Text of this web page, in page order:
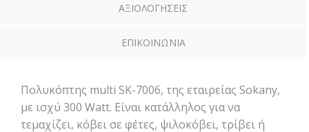
ΑΞΙΟΛΟΓΗΣΕΙΣ
ΕΠΙΚΟΙΝΩΝΙΑ
Πολυκόπτης multi SK-7006, της εταιρείας Sokany,
με ισχύ 300 Watt. Είναι κατάλληλος για να
τεμαχίζει, κόβει σε φέτες, ψιλοκόβει, τρίβει ή